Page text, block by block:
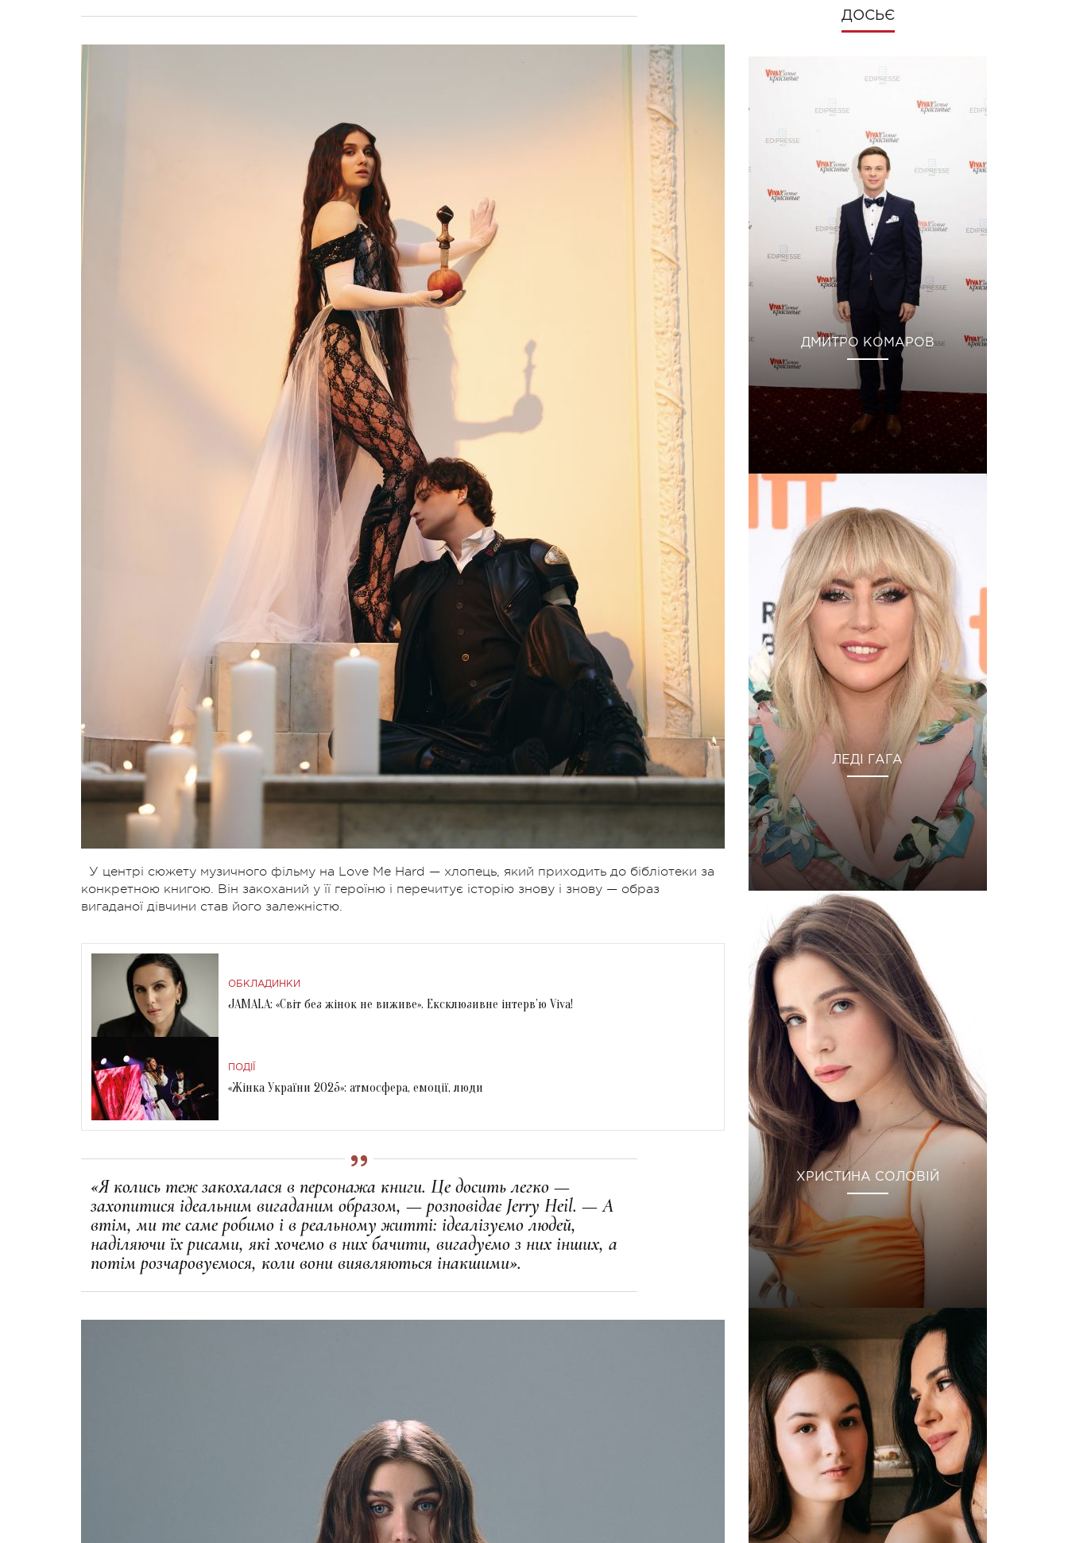
У центрі сюжету музичного фільму на Love Me Hard — хлопець, який приходить до бібліотеки за
конкретною книгою. Він закоханий у її героїню і перечитує історію знову і знову — образ
вигаданої дівчини став його залежністю.
ОБКЛАДИНКИ
JAMALA: «Світ без жінок не виживе». Ексклюзивне інтерв’ю Viva!
ПОДІЇ
«Жінка України 2025»: атмосфера, емоції, люди
«Я колись теж закохалася в персонажа книги. Це досить легко —
захопитися ідеальним вигаданим образом, — розповідає Jerry Heil. — А
втім, ми те саме робимо і в реальному житті: ідеалізуємо людей,
наділяючи їх рисами, які хочемо в них бачити, вигадуємо з них інших, а
потім розчаровуємося, коли вони виявляються інакшими».
ДОСЬЄ
ДМИТРО КОМАРОВ
ЛЕДІ ГАГА
ХРИСТИНА СОЛОВІЙ